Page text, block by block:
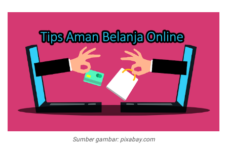
Sumber gambar: pixabay.com